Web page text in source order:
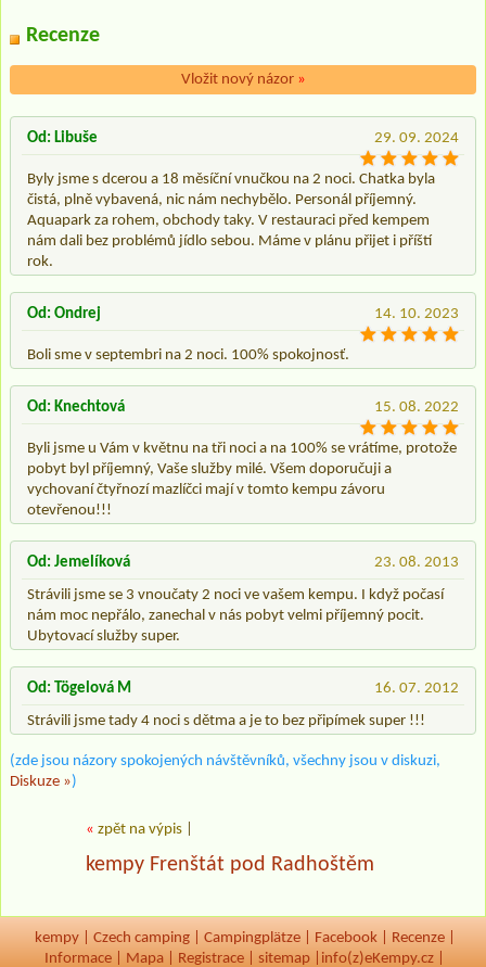
Recenze
Vložit nový názor »
29. 09. 2024
Od: Libuše
Byly jsme s dcerou a 18 měsíční vnučkou na 2 noci. Chatka byla
čistá, plně vybavená, nic nám nechybělo. Personál příjemný.
Aquapark za rohem, obchody taky. V restauraci před kempem
nám dali bez problémů jídlo sebou. Máme v plánu přijet i příští
rok.
14. 10. 2023
Od: Ondrej
Boli sme v septembri na 2 noci. 100% spokojnosť.
15. 08. 2022
Od: Knechtová
Byli jsme u Vám v květnu na tři noci a na 100% se vrátíme, protože
pobyt byl příjemný, Vaše služby milé. Všem doporučuji a
vychovaní čtyřnozí mazlíčci mají v tomto kempu závoru
otevřenou!!!
23. 08. 2013
Od: Jemelíková
Strávili jsme se 3 vnoučaty 2 noci ve vašem kempu. I když počasí
nám moc nepřálo, zanechal v nás pobyt velmi příjemný pocit.
Ubytovací služby super.
16. 07. 2012
Od: Tögelová M
Strávili jsme tady 4 noci s dětma a je to bez připímek super !!!
(zde jsou názory spokojených návštěvníků, všechny jsou v diskuzi,
Diskuze »)
« zpět na výpis
kempy Frenštát pod Radhoštěm
kempy Czech camping Campingplätze Facebook Recenze
Informace
Mapa Registrace sitemap info(z)eKempy.cz |